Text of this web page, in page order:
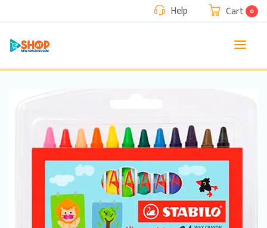
Help Cart 0